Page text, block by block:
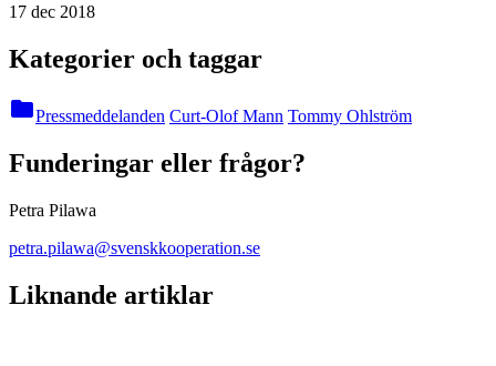
17 dec 2018
Kategorier och taggar
folderPressmeddelanden Curt-Olof Mann Tommy Ohlström
Funderingar eller frågor?
Petra Pilawa
petra.pilawa@svenskkooperation.se
Liknande artiklar